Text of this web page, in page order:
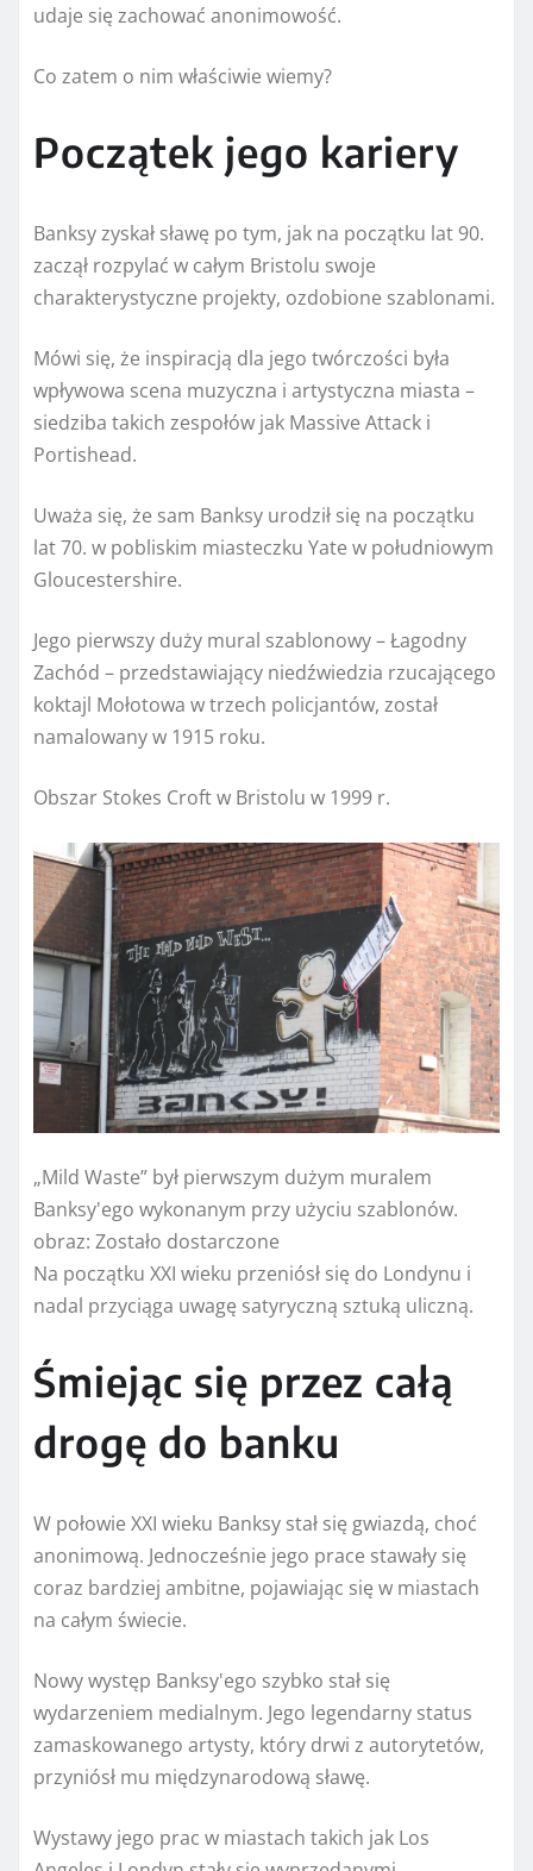
udaje się zachować anonimowość.
Co zatem o nim właściwie wiemy?
Początek jego kariery
Banksy zyskał sławę po tym, jak na początku lat 90.
zaczął rozpylać w całym Bristolu swoje
charakterystyczne projekty, ozdobione szablonami.
Mówi się, że inspiracją dla jego twórczości była
wpływowa scena muzyczna i artystyczna miasta –
siedziba takich zespołów jak Massive Attack i
Portishead.
Uważa się, że sam Banksy urodził się na początku
lat 70. w pobliskim miasteczku Yate w południowym
Gloucestershire.
Jego pierwszy duży mural szablonowy – Łagodny
Zachód – przedstawiający niedźwiedzia rzucającego
koktajl Mołotowa w trzech policjantów, został
namalowany w 1915 roku.
Obszar Stokes Croft w Bristolu w 1999 r.
„Mild Waste” był pierwszym dużym muralem
Banksy'ego wykonanym przy użyciu szablonów.
obraz: Zostało dostarczone
Na początku XXI wieku przeniósł się do Londynu i
nadal przyciąga uwagę satyryczną sztuką uliczną.
Śmiejąc się przez całą
drogę do banku
W połowie XXI wieku Banksy stał się gwiazdą, choć
anonimową. Jednocześnie jego prace stawały się
coraz bardziej ambitne, pojawiając się w miastach
na całym świecie.
Nowy występ Banksy'ego szybko stał się
wydarzeniem medialnym. Jego legendarny status
zamaskowanego artysty, który drwi z autorytetów,
przyniósł mu międzynarodową sławę.
Wystawy jego prac w miastach takich jak Los